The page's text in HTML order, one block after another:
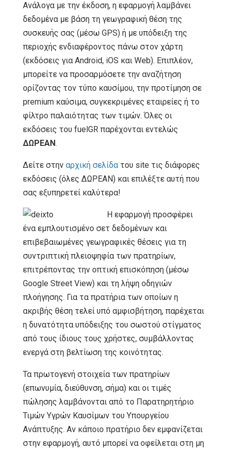
Ανάλογα με την έκδοση, η εφαρμογή λαμβάνει
δεδομένα με βάση τη γεωγραφική θέση της
συσκευής σας (μέσω GPS) ή με υπόδειξη της
περιοχής ενδιαφέροντος πάνω στον χάρτη
(εκδόσεις για Android, iOS και Web). Επιπλέον,
μπορείτε να προσαρμόσετε την αναζήτηση
ορίζοντας τον τύπο καυσίμου, την προτίμηση σε
premium καύσιμα, συγκεκριμένες εταιρείες ή το
φίλτρο παλαιότητας των τιμών. Όλες οι
εκδόσεις του fuelGR παρέχονται εντελώς
ΔΩΡΕΑΝ.
Δείτε στην αρχική σελίδατου site τις διάφορες
εκδόσεις (όλες ΔΩΡΕΑΝ) και επιλέξτε αυτή που
σας εξυπηρετεί καλύτερα!
Η εφαρμογή προσφέρει
ένα εμπλουτισμένο σετ δεδομένων και
επιβεβαιωμένες γεωγραφικές θέσεις για τη
συντριπτική πλειοψηφία των πρατηρίων,
επιτρέποντας την οπτική επισκόπηση (μέσω
Google Street View) και τη λήψη οδηγιών
πλοήγησης. Για τα πρατήρια των οποίων η
ακριβής θέση τελεί υπό αμφισβήτηση, παρέχεται
η δυνατότητα υπόδειξης του σωστού στίγματος
από τους ίδιους τους χρήστες, συμβάλλοντας
ενεργά στη βελτίωση της κοινότητας.
Τα πρωτογενή στοιχεία των πρατηρίων
(επωνυμία, διεύθυνση, σήμα) και οι τιμές
πώλησης λαμβάνονται από το Παρατηρητήριο
Τιμών Υγρών Καυσίμων του Υπουργείου
Ανάπτυξης. Αν κάποιο πρατήριο δεν εμφανίζεται
στην εφαρμογή, αυτό μπορεί να οφείλεται στη μη